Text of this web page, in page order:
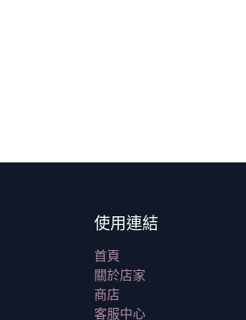
使用連結
首頁
關於店家
商店
客服中心